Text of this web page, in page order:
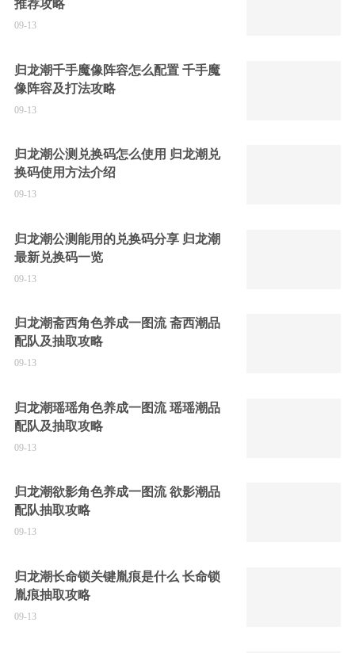
推荐攻略
09-13
归龙潮千手魔像阵容怎么配置 千手魔
像阵容及打法攻略
09-13
归龙潮公测兑换码怎么使用 归龙潮兑
换码使用方法介绍
09-13
归龙潮公测能用的兑换码分享 归龙潮
最新兑换码一览
09-13
归龙潮斋西角色养成一图流 斋西潮品
配队及抽取攻略
09-13
归龙潮瑶瑶角色养成一图流 瑶瑶潮品
配队及抽取攻略
09-13
归龙潮欲影角色养成一图流 欲影潮品
配队抽取攻略
09-13
归龙潮长命锁关键胤痕是什么 长命锁
胤痕抽取攻略
09-13